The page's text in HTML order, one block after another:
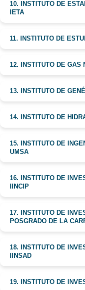
10. INSTITUTO DE
IETA
11. INSTITUTO DE
12. INSTITUTO DE GAS
13. INSTITUTO DE
14. INSTITUTO DE
15. INSTITUTO DE
UMSA
16. INSTITUTO DE
IINCIP
17. INSTITUTO DE
POSGRADO DE LA
18. INSTITUTO DE
IINSAD
19. INSTITUTO DE